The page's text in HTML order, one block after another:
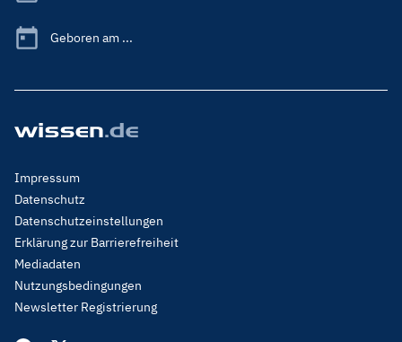
Geboren am ...
Footer
Menu
Legal
Impressum
Datenschutz
Datenschutzeinstellungen
Erklärung zur Barrierefreiheit
Mediadaten
Nutzungsbedingungen
Newsletter Registrierung